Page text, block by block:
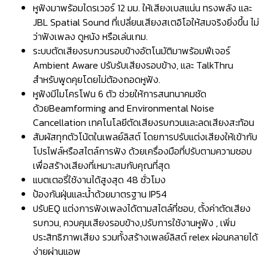
หูฟังมาพร้อมไดรเวอร์ 12 มม. ให้เสียงเบสแน่น ทรงพลัง และ
JBL Spatial Sound ที่เปลี่ยนเสียงสเตอิโอให้สมจริงยิ่งขึ้น ไม่
ว่าฟังเพลง ดูหนัง หรือเล่นเกม.
ระบบตัดเสียงรบกวนรอบข้างอัตโนมัติมาพร้อมฟีเจอร์
Ambient Aware ปรับรับเสียงรอบข้าง, และ TalkThru
สำหรับพูดคุยโดยไม่ต้องถอดหูฟัง.
หูฟังมีไมโครโฟน 6 ตัว ช่วยให้การสนทนาคมชัด
ด้วยBeamforming and Environmental Noise
Cancellation เทคโนโลยีตัดเสียงรบกวนและลดเสียงสะท้อน
สัมผัสทุกตัวโน้ตในเพลย์ลิสต์ โดยการปรับแต่งเสียงให้เข้ากับ
โปรไฟล์หรือสไตล์การฟัง ด้วยเครื่องมือที่ปรับตามความชอบ
เพื่อสร้างเสียงที่เหมาะสมกับคุณที่สุด
แบตเตอรี่ใช้งานได้สูงสุด 48 ชั่วโมง
ป้องกันฝุ่นและน้ำด้วยมาตรฐาน IP54
ปรับEQ แต่งการฟังเพลงได้ตามสไตล์ที่ชอบ, ตั้งค่าตัดเสียง
รบกวน, ควบคุมเสียงรอบข้าง,ปรับการใช้งานหูฟัง , เพิ่ม
ประสิทธิภาพเสียง รวมทั้งสร้างเพลย์ลิสต์ relex ผ่อนคลายได้
ง่ายผ่านแอพ